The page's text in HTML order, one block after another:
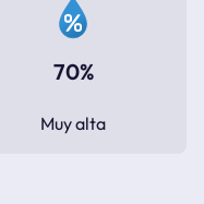
70%
Muy alta